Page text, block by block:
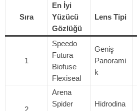
Sıra
En İyi
Yüzücü
Gözlüğü
Lens Tipi
1
Speedo
Futura
Biofuse
Flexiseal
Geniş
Panorami
k
2
Arena
Spider
Hidrodina